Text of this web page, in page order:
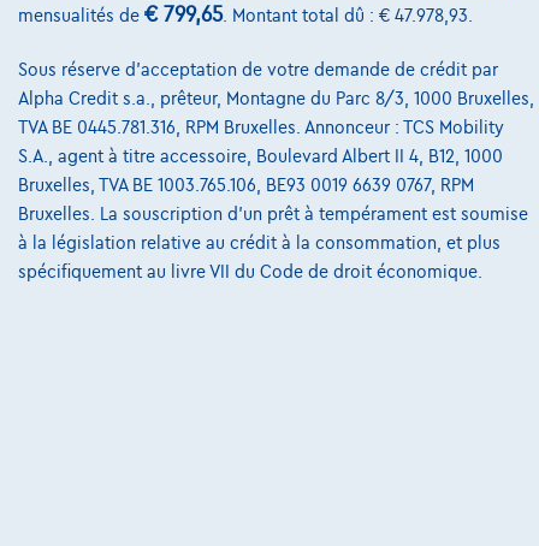
mensualités de € 799,65. Montant total dû : € 47.978,93.
Sous réserve d'acceptation de votre demande de crédit par
Alpha Credit s.a., prêteur, Montagne du Parc 8/3, 1000 Bruxelles,
TVA BE 0445.781.316, RPM Bruxelles. Annonceur : TCS Mobility
S.A., agent à titre accessoire, Boulevard Albert II 4, B12, 1000
Bruxelles, TVA BE 1003.765.106, BE93 0019 6639 0767, RPM
Bruxelles. La souscription d'un prêt à tempérament est soumise
à la législation relative au crédit à la consommation, et plus
spécifiquement au livre VII du Code de droit économique.
Notre équipe
Contact
@2024 TCS Mobility SA/NV Copyright
Conditions Générales
Conditions d'assistance